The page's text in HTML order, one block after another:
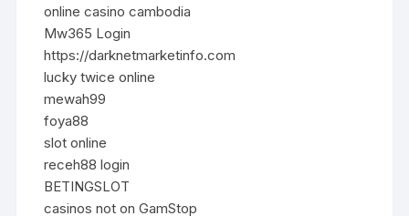
online casino cambodia
Mw365 Login
https://darknetmarketinfo.com
lucky twice online
mewah99
foya88
slot online
receh88 login
BETINGSLOT
casinos not on GamStop